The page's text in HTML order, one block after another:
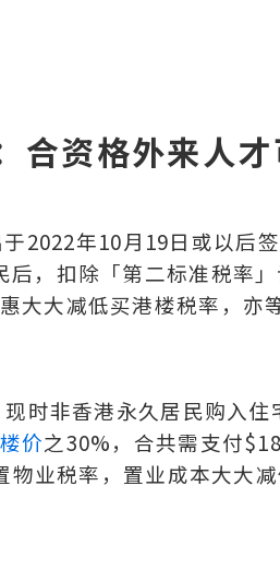
合资格外来人
于2022年10月19日或以后
后，扣除「第二标准税率
大大减低买港楼税率，亦
时非香港永久居民购入
楼价之30%，合共需支付
业税率，置业成本大大减